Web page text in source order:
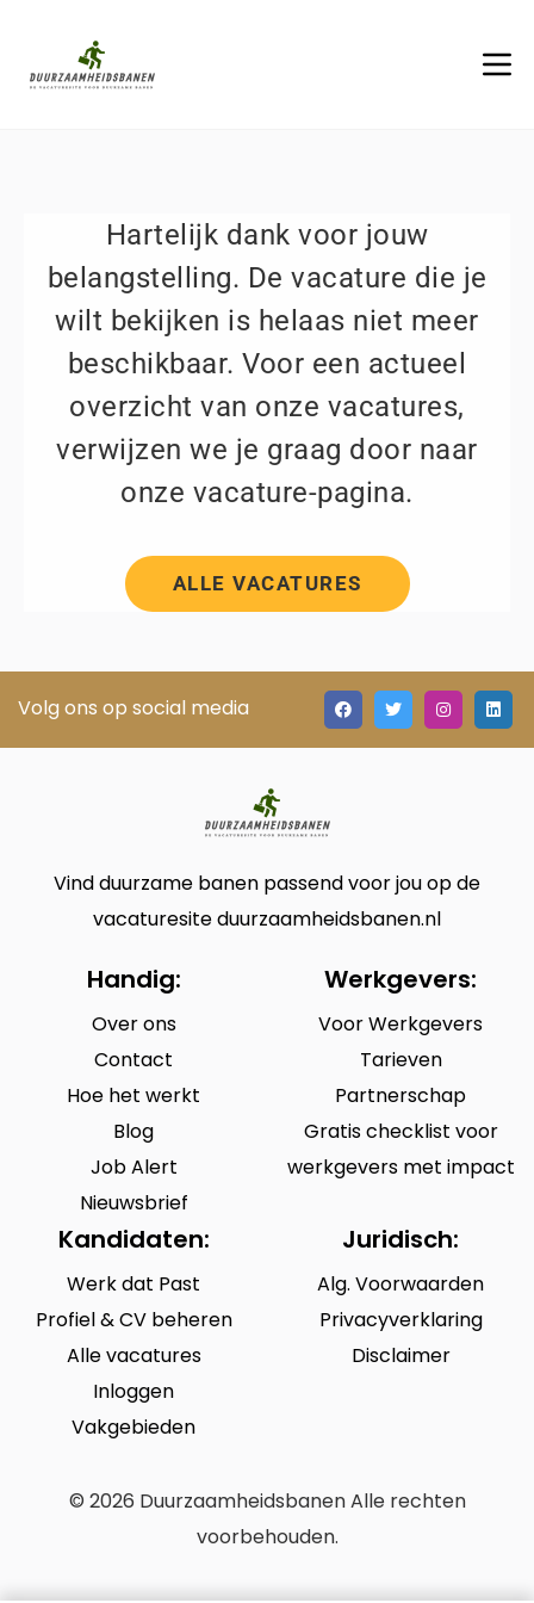
Hartelijk dank voor jouw
belangstelling. De vacature die je
wilt bekijken is helaas niet meer
beschikbaar. Voor een actueel
overzicht van onze vacatures,
verwijzen we je graag door naar
onze vacature-pagina.
ALLE VACATURES
Volg ons op social media
Vind duurzame banen passend voor jou op de
vacaturesite duurzaamheidsbanen.nl
Handig:
Over ons
Contact
Hoe het werkt
Blog
Job Alert
Nieuwsbrief
Werkgevers:
Voor Werkgevers
Tarieven
Partnerschap
Gratis checklist voor
werkgevers met impact
Kandidaten:
Werk dat Past
Profiel & CV beheren
Alle vacatures
Inloggen
Vakgebieden
Juridisch:
Alg. Voorwaarden
Privacyverklaring
Disclaimer
© 2026 Duurzaamheidsbanen Alle rechten
voorbehouden.